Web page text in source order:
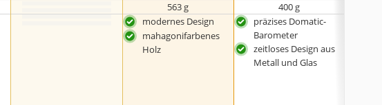
‎563 g 400 g
modernes Design
mahagonifarbenes
Holz
präzises Domatic-
Barometer
zeitloses Design aus
Metall und Glas